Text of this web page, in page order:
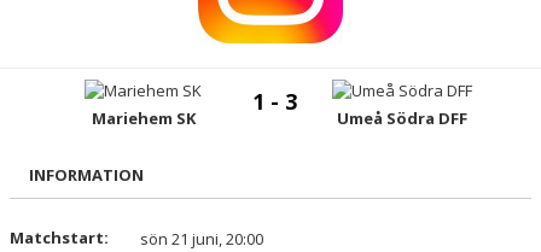
BILDGALLERI
Mariehem SK
1 - 3
Umeå Södra DFF
INFORMATION
Matchstart:
sön 21 juni, 20:00